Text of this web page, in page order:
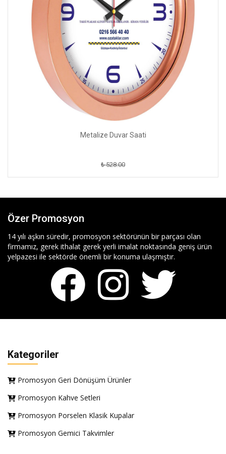
Metalize Duvar Saati
₺ 528.00
Özer Promosyon
14 yılı aşkın süredir, promosyon sektörünün bir parçası olan
firmamız, gerek ithalat gerek yerli imalat noktasında geniş ürün
yelpazesi ile sektörde önemli bir konuma ulaşmıştır.
Kategoriler
Promosyon Geri Dönüşüm Ürünler
Promosyon Kahve Setleri
Promosyon Porselen Klasik Kupalar
Promosyon Gemici Takvimler